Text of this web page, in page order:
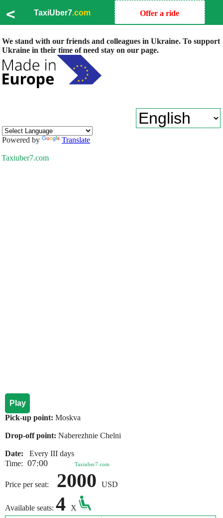
< TaxiUber7.com Offer a ride
We stand with our friends and colleagues in Ukraine. To support
Ukraine in their time of need stay on our page.
Powered by Translate
Taxiuber7.com
Play
Pick-up point: Moskva
Drop-off point: Naberezhnie Chelni
Date:
Every III days
Time: 07:00 Taxiuber7.com
Price per seat: 2000 USD
Available seats: 4
X